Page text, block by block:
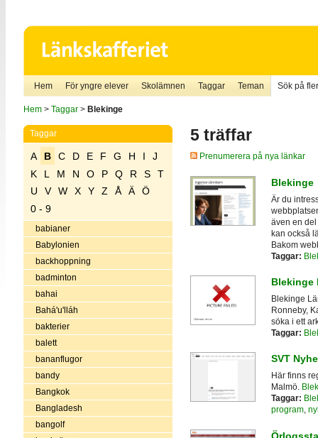
Hem För yngre elever Skolämnen Taggar Teman Sök på
Hem> Taggar> Blekinge
Taggar
A B C D E F G H I
J
K
L M N O P Q R S
T
U
V W X Y Z Å Ä
Ö
0 - 9
babianer
Babylonien
backhoppning
badminton
bahai
Bahá'u'lláh
bakterier
balett
bananflugor
bandy
Bangkok
Bangladesh
bangolf
5 träffar
Prenumerera på nya länkar
Blekinge
Är du
även en
kan också
Bakom
Taggar:
Blekinge
Blekinge
Ronneby,
söka i ett
Taggar:
SVT
Här finns
Malmö.
Taggar:
program,